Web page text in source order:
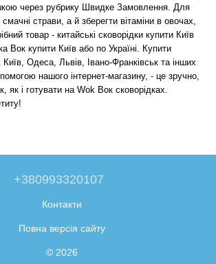
через рубрику Швидке Замовлення. Для
страви, а й зберегти вітаміни в овочах,
товар - китайські сковорідки купити Київ
Вок купити Київ або по Україні. Купити
Київ, Одеса, Львів, Івано-Франківськ та інших
нашого інтернет-магазину, - це зручно,
як і готувати на Wok Вок сковорідках.
+380993320107
Контакти
Повна версія сайту
© 2026